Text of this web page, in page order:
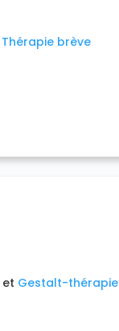
Thérapie brève
Gestalt-thérapie